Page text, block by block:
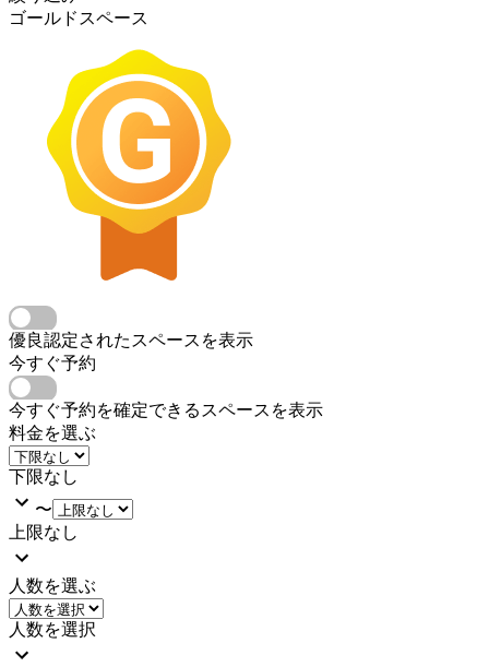
ゴールドスペース
優良認定されたスペースを表示
今すぐ予約
今すぐ予約を確定できるスペースを表示
料金を選ぶ
下限なし
〜
上限なし
人数を選ぶ
人数を選択